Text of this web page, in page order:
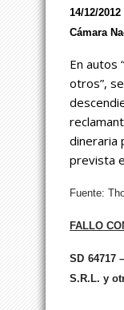
14/12/2012
Cámara
En autos
otros”,
dineraria
prevista
Fuente:
FALLO
SD 64717
S.R.L. y